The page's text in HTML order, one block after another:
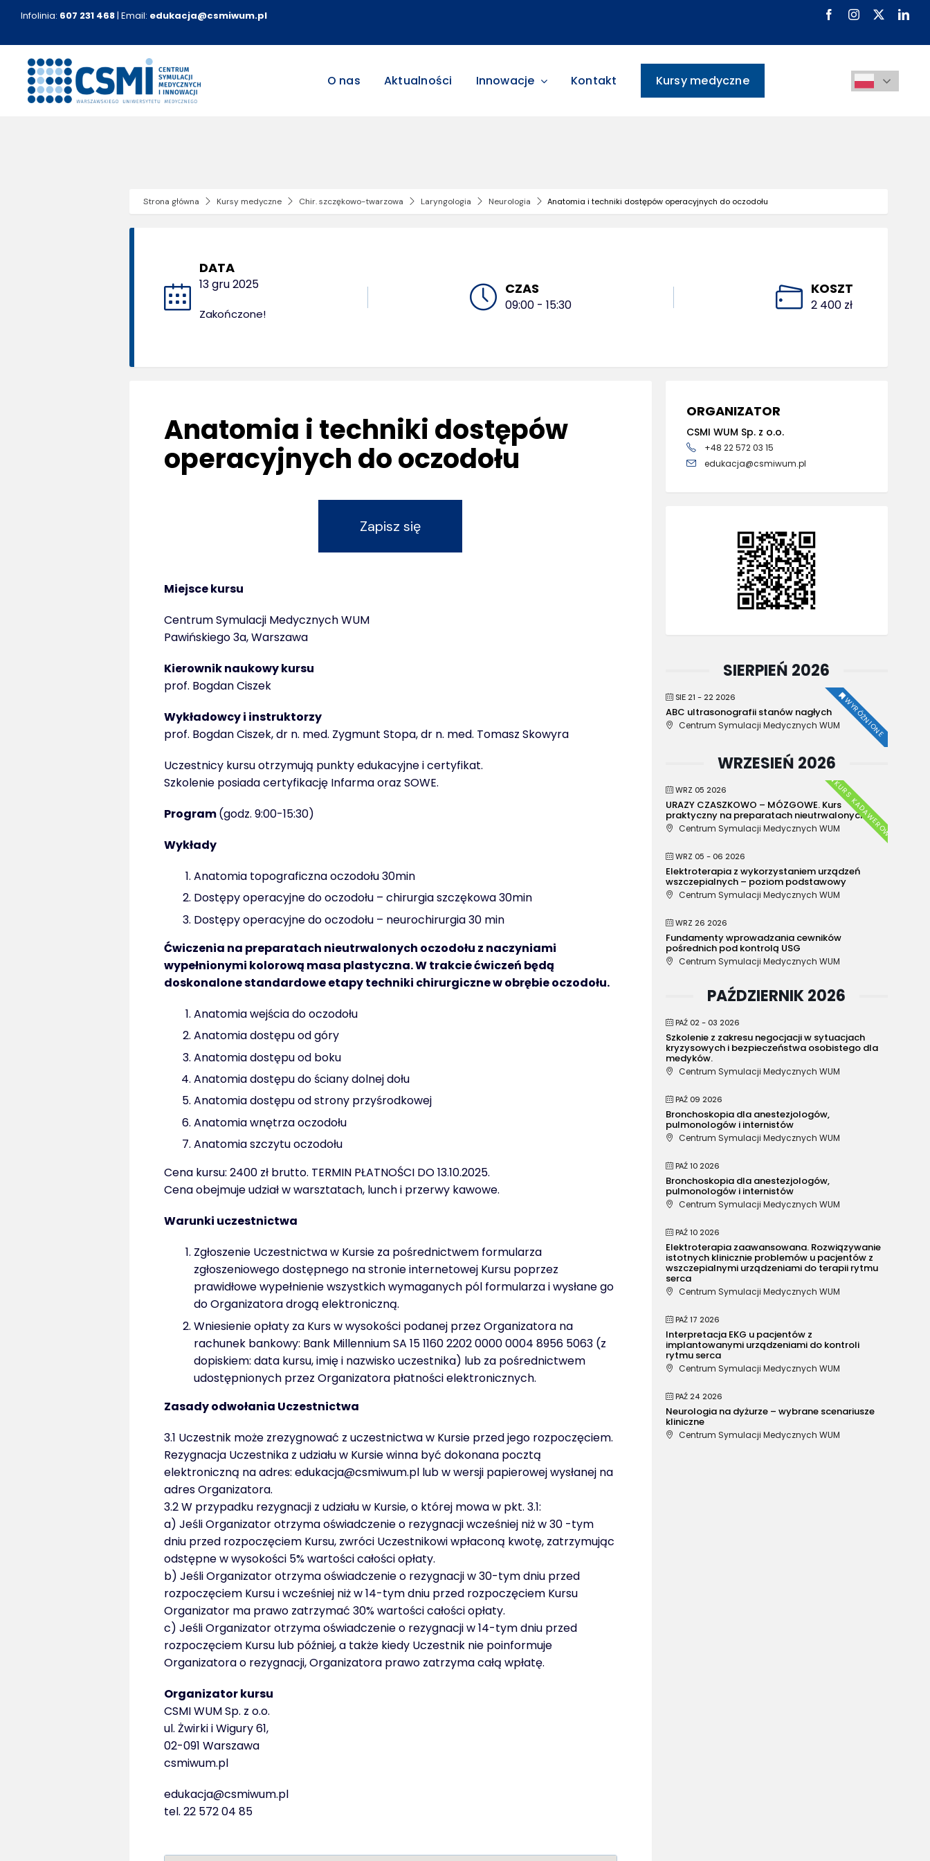
zawartości
Infolinia: 607 231 468| Email: edukacja@csmiwum.pl
O nas Aktualności Innowacje Kontakt Kursy medyczne
Strona główna Kursy medyczne Chir. szczękowo-twarzowa Laryngologia Neurologia Anatomia i techniki dostępów operacyjnych do oczodołu
DATA
13 gru 2025
Zakończone!
CZAS
09:00 - 15:30
KOSZT
2 400 zł
Anatomia i techniki dostępów
operacyjnych do oczodołu
Zapisz się
Miejsce kursu
Centrum Symulacji Medycznych WUM
Pawińskiego 3a, Warszawa
Kierownik naukowy kursu
prof. Bogdan Ciszek
Wykładowcy i instruktorzy
prof. Bogdan Ciszek, dr n. med. Zygmunt Stopa, dr n. med. Tomasz Skowyra
Uczestnicy kursu otrzymują punkty edukacyjne i certyfikat.
Szkolenie posiada certyfikację Infarma oraz SOWE.
Program(godz. 9:00-15:30)
Wykłady
Anatomia topograficzna oczodołu 30min
Dostępy operacyjne do oczodołu – chirurgia szczękowa 30min
Dostępy operacyjne do oczodołu – neurochirurgia 30 min
Ćwiczenia na preparatach nieutrwalonych oczodołu z naczyniami
wypełnionymi kolorową masa plastyczna. W trakcie ćwiczeń będą
doskonalone standardowe etapy techniki chirurgiczne w obrębie oczodołu.
Anatomia wejścia do oczodołu
Anatomia dostępu od góry
Anatomia dostępu od boku
Anatomia dostępu do ściany dolnej dołu
Anatomia dostępu od strony przyśrodkowej
Anatomia wnętrza oczodołu
Anatomia szczytu oczodołu
Cena kursu: 2400 zł brutto. TERMIN PŁATNOŚCI DO 13.10.2025.
Cena obejmuje udział w warsztatach, lunch i przerwy kawowe.
Warunki uczestnictwa
Zgłoszenie Uczestnictwa w Kursie za pośrednictwem formularza
zgłoszeniowego dostępnego na stronie internetowej Kursu poprzez
prawidłowe wypełnienie wszystkich wymaganych pól formularza i wysłane go
do Organizatora drogą elektroniczną.
Wniesienie opłaty za Kurs w wysokości podanej przez Organizatora na
rachunek bankowy: Bank Millennium SA 15 1160 2202 0000 0004 8956 5063 (z
dopiskiem: data kursu, imię i nazwisko uczestnika) lub za pośrednictwem
udostępnionych przez Organizatora płatności elektronicznych.
Zasady odwołania Uczestnictwa
3.1 Uczestnik może zrezygnować z uczestnictwa w Kursie przed jego rozpoczęciem.
Rezygnacja Uczestnika z udziału w Kursie winna być dokonana pocztą
elektroniczną na adres: edukacja@csmiwum.pl lub w wersji papierowej wysłanej na
adres Organizatora.
3.2 W przypadku rezygnacji z udziału w Kursie, o której mowa w pkt. 3.1:
a) Jeśli Organizator otrzyma oświadczenie o rezygnacji wcześniej niż w 30 -tym
dniu przed rozpoczęciem Kursu, zwróci Uczestnikowi wpłaconą kwotę, zatrzymując
odstępne w wysokości 5% wartości całości opłaty.
b) Jeśli Organizator otrzyma oświadczenie o rezygnacji w 30-tym dniu przed
rozpoczęciem Kursu i wcześniej niż w 14-tym dniu przed rozpoczęciem Kursu
Organizator ma prawo zatrzymać 30% wartości całości opłaty.
c) Jeśli Organizator otrzyma oświadczenie o rezygnacji w 14-tym dniu przed
rozpoczęciem Kursu lub później, a także kiedy Uczestnik nie poinformuje
Organizatora o rezygnacji, Organizatora prawo zatrzyma całą wpłatę.
Organizator kursu
CSMI WUM Sp. z o.o.
ul. Żwirki i Wigury 61,
02-091 Warszawa
csmiwum.pl
edukacja@csmiwum.pl
tel. 22 572 04 85
ORGANIZATOR
CSMI WUM Sp. z o.o.
+48 22 572 03 15
edukacja@csmiwum.pl
SIERPIEŃ 2026
SIE 21 - 22 2026 WYRÓŻNIONE
ABC ultrasonografii stanów nagłych
Centrum Symulacji Medycznych WUM
WRZESIEŃ 2026
WRZ 05 2026 KURS KADAWEROWY
URAZY CZASZKOWO – MÓZGOWE. Kurs
praktyczny na preparatach nieutrwalonych.
Centrum Symulacji Medycznych WUM
WRZ 05 - 06 2026
Elektroterapia z wykorzystaniem urządzeń
wszczepialnych – poziom podstawowy
Centrum Symulacji Medycznych WUM
WRZ 26 2026
Fundamenty wprowadzania cewników
pośrednich pod kontrolą USG
Centrum Symulacji Medycznych WUM
PAŹDZIERNIK 2026
PAŹ 02 - 03 2026
Szkolenie z zakresu negocjacji w sytuacjach
kryzysowych i bezpieczeństwa osobistego dla
medyków.
Centrum Symulacji Medycznych WUM
PAŹ 09 2026
Bronchoskopia dla anestezjologów,
pulmonologów i internistów
Centrum Symulacji Medycznych WUM
PAŹ 10 2026
Bronchoskopia dla anestezjologów,
pulmonologów i internistów
Centrum Symulacji Medycznych WUM
PAŹ 10 2026
Elektroterapia zaawansowana. Rozwiązywanie
istotnych klinicznie problemów u pacjentów z
wszczepialnymi urządzeniami do terapii rytmu
serca
Centrum Symulacji Medycznych WUM
PAŹ 17 2026
Interpretacja EKG u pacjentów z
implantowanymi urządzeniami do kontroli
rytmu serca
Centrum Symulacji Medycznych WUM
PAŹ 24 2026
Neurologia na dyżurze – wybrane scenariusze
kliniczne
Centrum Symulacji Medycznych WUM